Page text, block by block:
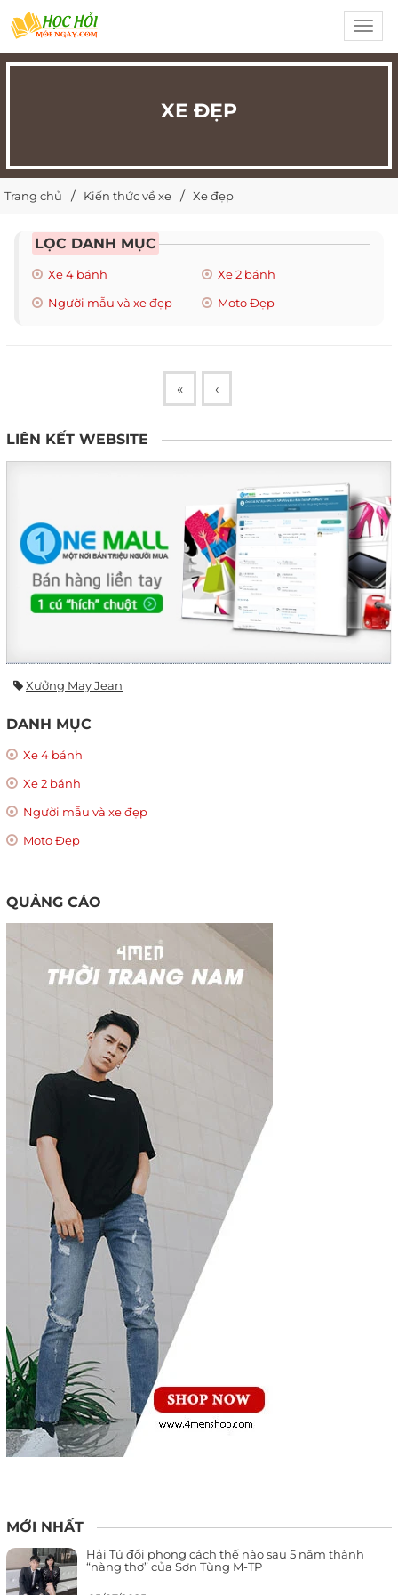
XE ĐẸP
Trang chủ Kiến thức về xe Xe đẹp
LỌC DANH MỤC
Xe 4 bánh
Xe 2 bánh
Người mẫu và xe đẹp
Moto Đẹp
« ‹
LIÊN KẾT WEBSITE
Xưởng May Jean
DANH MỤC
Xe 4 bánh
Xe 2 bánh
Người mẫu và xe đẹp
Moto Đẹp
QUẢNG CÁO
MỚI NHẤT
Hải Tú đổi phong cách thế nào sau 5 năm thành
“nàng thơ” của Sơn Tùng M-TP